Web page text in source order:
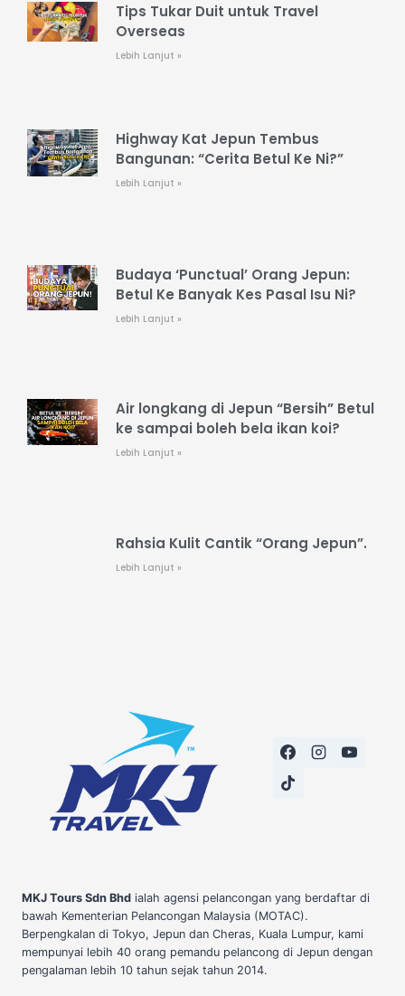
Tips Tukar Duit untuk Travel
Overseas
Lebih Lanjut »
Highway Kat Jepun Tembus
Bangunan: “Cerita Betul Ke Ni?”
Lebih Lanjut »
Budaya ‘Punctual’ Orang Jepun:
Betul Ke Banyak Kes Pasal Isu Ni?
Lebih Lanjut »
Air longkang di Jepun “Bersih” Betul
ke sampai boleh bela ikan koi?
Lebih Lanjut »
Rahsia Kulit Cantik “Orang Jepun”.
Lebih Lanjut »
MKJ Tours Sdn Bhd ialah agensi pelancongan yang berdaftar di
bawah Kementerian Pelancongan Malaysia (MOTAC).
Berpengkalan di Tokyo, Jepun dan Cheras, Kuala Lumpur, kami
mempunyai lebih 40 orang pemandu pelancong di Jepun dengan
pengalaman lebih 10 tahun sejak tahun 2014.